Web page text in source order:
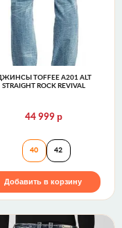
MOTO Rock Revival
TOFFEE A201 ALT
STRAIGHT ROCK REVIVAL
44 999р
Джинсы TOFFEE
40 42
Добавить в корзину